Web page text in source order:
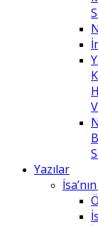
Yazılar